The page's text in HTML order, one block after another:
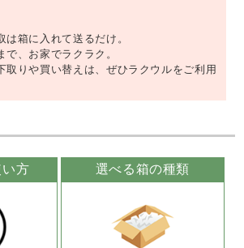
は箱に入れて送るだけ。
、お家でラクラク。
取りや買い替えは、ぜひラクウルをご利用
方 選べる箱の種類